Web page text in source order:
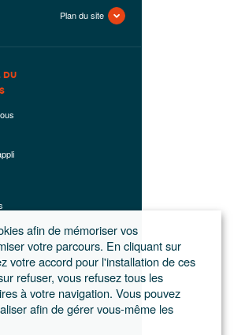
Plan du site
DU
afin de mémoriser vos
votre parcours. En cliquant sur
votre accord pour l'installation de ces
refuser, vous refusez tous les
à votre navigation. Vous pouvez
afin de gérer vous-même les